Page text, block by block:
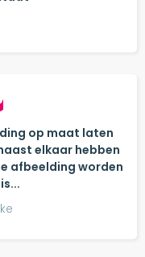
op maat laten
elkaar hebben
afbeelding worden